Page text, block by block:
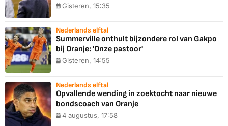
Gisteren, 15:35
Nederlands elftal
Summerville onthult bijzondere rol van Gakpo
bij Oranje: 'Onze pastoor'
Gisteren, 14:55
Nederlands elftal
Opvallende wending in zoektocht naar nieuwe
bondscoach van Oranje
4 augustus, 17:58